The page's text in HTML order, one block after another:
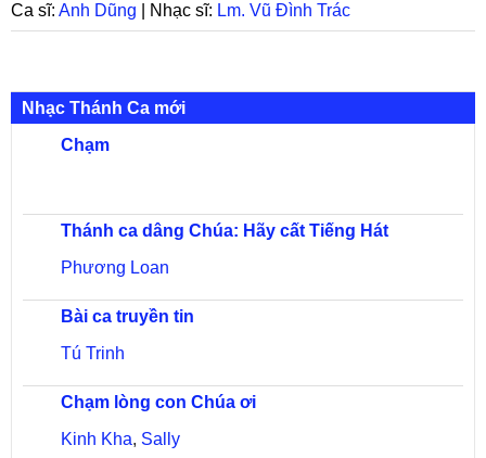
Ca sĩ: Anh Dũng | Nhạc sĩ: Lm. Vũ Đình Trác
Nhạc Thánh Ca mới
Chạm
Thánh ca dâng Chúa: Hãy cất Tiếng Hát
Phương Loan
Bài ca truyền tin
Tú Trinh
Chạm lòng con Chúa ơi
Kinh Kha, Sally